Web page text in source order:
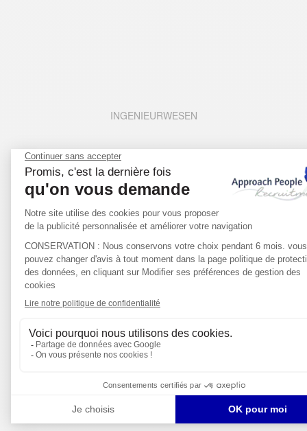
INGENIEURWESEN
BIOWISSENSCHAFTEN
FINANZEN